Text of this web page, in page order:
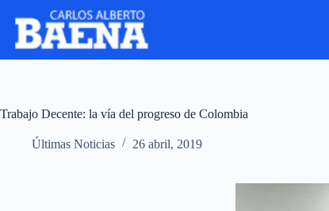
Trabajo Decente: la vía del progreso de Colombia
Últimas Noticias 26 abril, 2019